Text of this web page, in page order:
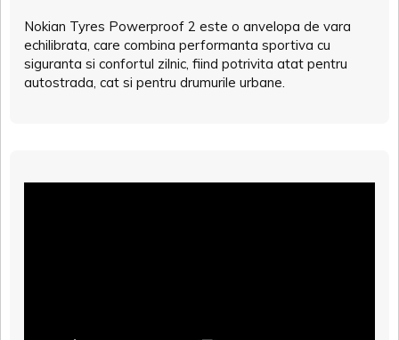
Nokian Tyres Powerproof 2 este o anvelopa de vara
echilibrata, care combina performanta sportiva cu
siguranta si confortul zilnic, fiind potrivita atat pentru
autostrada, cat si pentru drumurile urbane.